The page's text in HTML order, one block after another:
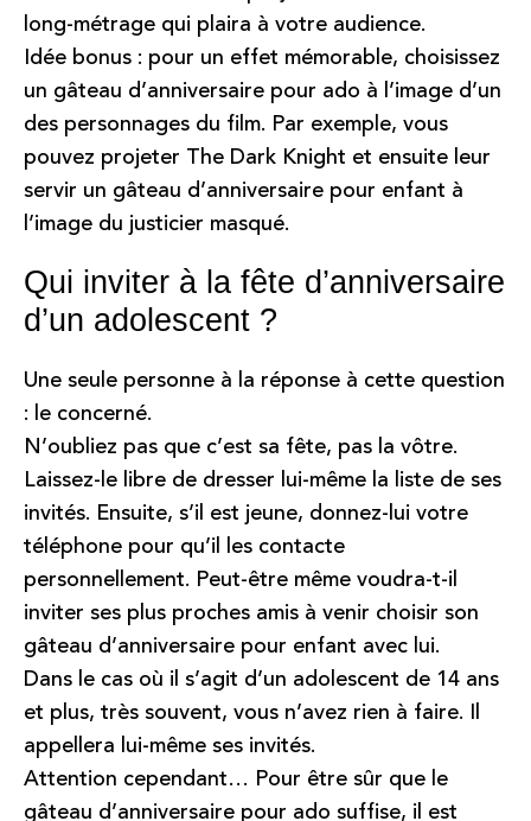
long-métrage qui plaira à votre audience.
Idée bonus : pour un effet mémorable, choisissez
un gâteau d’anniversaire pour ado à l’image d’un
des personnages du film. Par exemple, vous
pouvez projeter The Dark Knight et ensuite leur
servir un gâteau d’anniversaire pour enfant à
l’image du justicier masqué.
Qui inviter à la fête d’anniversaire
d’un adolescent ?
Une seule personne à la réponse à cette question
: le concerné.
N’oubliez pas que c’est sa fête, pas la vôtre.
Laissez-le libre de dresser lui-même la liste de ses
invités. Ensuite, s’il est jeune, donnez-lui votre
téléphone pour qu’il les contacte
personnellement. Peut-être même voudra-t-il
inviter ses plus proches amis à venir choisir son
gâteau d’anniversaire pour enfant avec lui.
Dans le cas où il s’agit d’un adolescent de 14 ans
et plus, très souvent, vous n’avez rien à faire. Il
appellera lui-même ses invités.
Attention cependant… Pour être sûr que le
gâteau d’anniversaire pour ado suffise, il est